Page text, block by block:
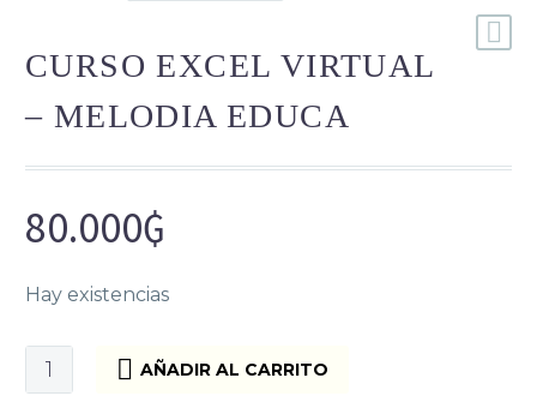
CURSO EXCEL VIRTUAL
– MELODIA EDUCA
80.000₲
Hay existencias
Curso
Excel
AÑADIR AL CARRITO